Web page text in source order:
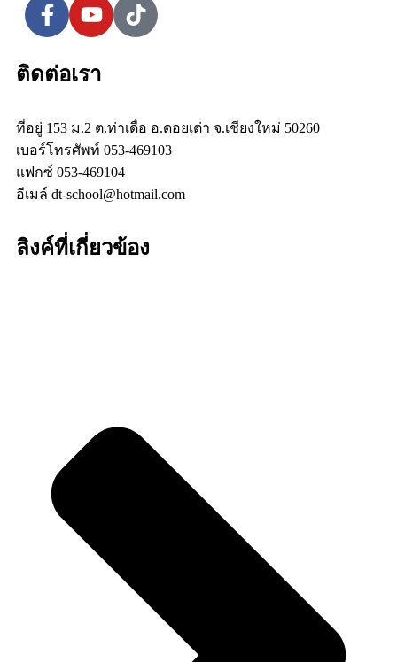
ติดต่อเรา
ที่อยู่ 153 ม.2 ต.ท่าเดื่อ อ.ดอยเต่า จ.เชียงใหม่ 50260
เบอร์โทรศัพท์ 053-469103
แฟกซ์ 053-469104
อีเมล์ dt-school@hotmail.com
ลิงค์ที่เกี่ยวข้อง